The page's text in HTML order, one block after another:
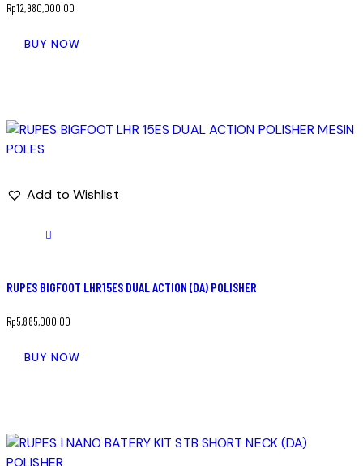
Rp12,980,000.00
BUY NOW
Add to Wishlist
RUPES BIGFOOT LHR15ES DUAL ACTION (DA) POLISHER
Rp5,885,000.00
BUY NOW